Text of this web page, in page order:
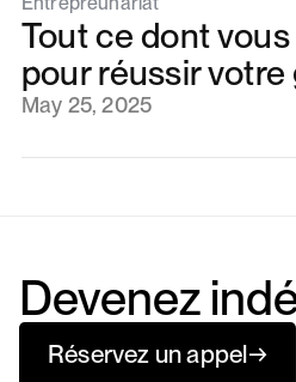
Tout ce dont
pour réussir
May 25, 2025
Devenez
Réservez un appel→